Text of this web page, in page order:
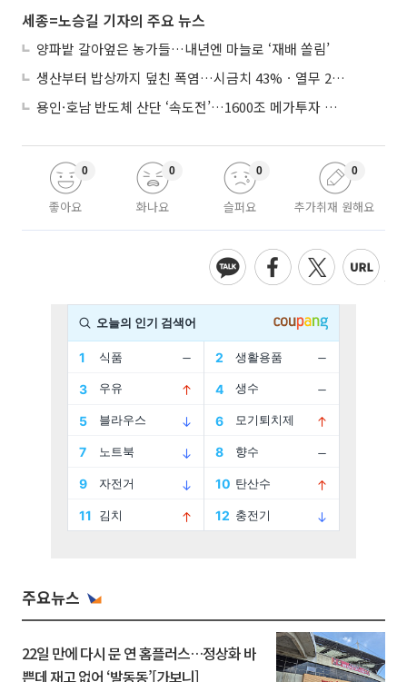
세종=노승길 기자의 주요 뉴스
양파밭 갈아엎은 농가들…내년엔 마늘로 ‘재배 쏠림’
생산부터 밥상까지 덮친 폭염…시금치 43%ㆍ열무 28% 급등
용인·호남 반도체 산단 ‘속도전’…1600조 메가투자 이행 총력
좋아요
0
화나요
0
슬퍼요
0
추가취재 원해요
0
주요뉴스
22일 만에 다시 문 연 홈플러스…정상화 바
쁜데 재고 없어 ‘발동동’[가보니]